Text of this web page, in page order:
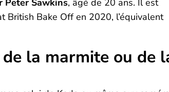
Peter Sawkins, âgé de 20 ans. Il est
British Bake Off en 2020, l’équivalent
la marmite ou de